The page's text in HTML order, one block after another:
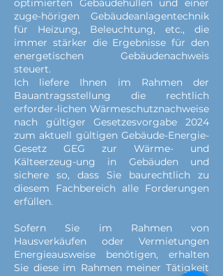
optimierten Gebäudehüllen und einer
zuge-hörigen Gebäudeanlagentechnik
für Heizung, Beleuchtung, etc., die
immer stärker die Ergebnisse für den
energetischen Gebäudenachweis
steuert.
Ich liefere Ihnen im Rahmen der
Bauantragsstellung die rechtlich
erforder-lichen Wärmeschutznachweise
nach gültiger Gesetzesvorgabe 2024
zum aktuell gültigen Gebäude-Energie-
Gesetz GEG zur Wärme- und
Kälteerzeug-ung in Gebäuden und
sichere so, dass Sie baurechtlich zu
diesem Fachbereich alle Forderungen
erfüllen.
Sofern Sie im Rahmen von
Hausverkäufen oder Vermietungen
Energieausweise benötigen, erhalten
Sie diese im Rahmen meiner Tätigkeit